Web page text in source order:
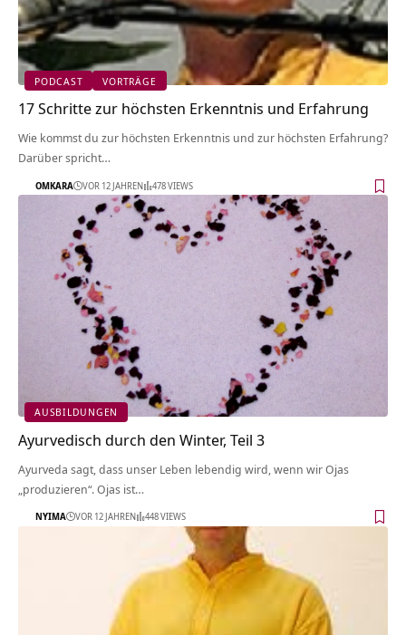
PODCAST VORTRÄGE
17 Schritte zur höchsten Erkenntnis und Erfahrung
Wie kommst du zur höchsten Erkenntnis und zur höchsten Erfahrung?
Darüber spricht…
OMKARA VOR 12 JAHREN 478 VIEWS
AUSBILDUNGEN
Ayurvedisch durch den Winter, Teil 3
Ayurveda sagt, dass unser Leben lebendig wird, wenn wir Ojas
„produzieren“. Ojas ist…
NYIMA VOR 12 JAHREN 448 VIEWS